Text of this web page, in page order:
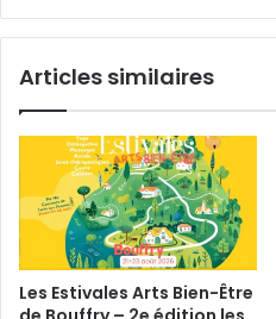
l
x
e
Articles similaires
Les Estivales Arts Bien-Être